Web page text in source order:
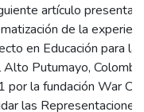
artículo presenta
de la
en Educación para la
Alto Putumayo,
por la fundación War
las